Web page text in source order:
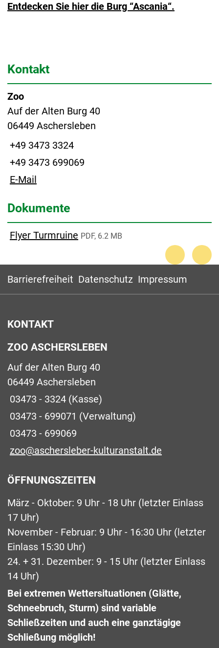
Entdecken Sie hier die Burg “Ascania“.
Kontakt
Zoo
Auf der Alten Burg 40
06449 Aschersleben
+49 3473 3324
+49 3473 699069
E-Mail
Dokumente
Flyer Turmruine PDF, 6.2 MB
Barrierefreiheit Datenschutz Impressum
KONTAKT
ZOO ASCHERSLEBEN
Auf der Alten Burg 40
06449 Aschersleben
03473 - 3324 (Kasse)
03473 - 699071 (Verwaltung)
03473 - 699069
zoo@aschersleber-kulturanstalt.de
ÖFFNUNGSZEITEN
März - Oktober: 9 Uhr - 18 Uhr (letzter Einlass
17 Uhr)
November - Februar: 9 Uhr - 16:30 Uhr (letzter
Einlass 15:30 Uhr)
24. + 31. Dezember: 9 - 15 Uhr (letzter Einlass
14 Uhr)
Bei extremen Wettersituationen (Glätte,
Schneebruch, Sturm) sind variable
Schließzeiten und auch eine ganztägige
Schließung möglich!